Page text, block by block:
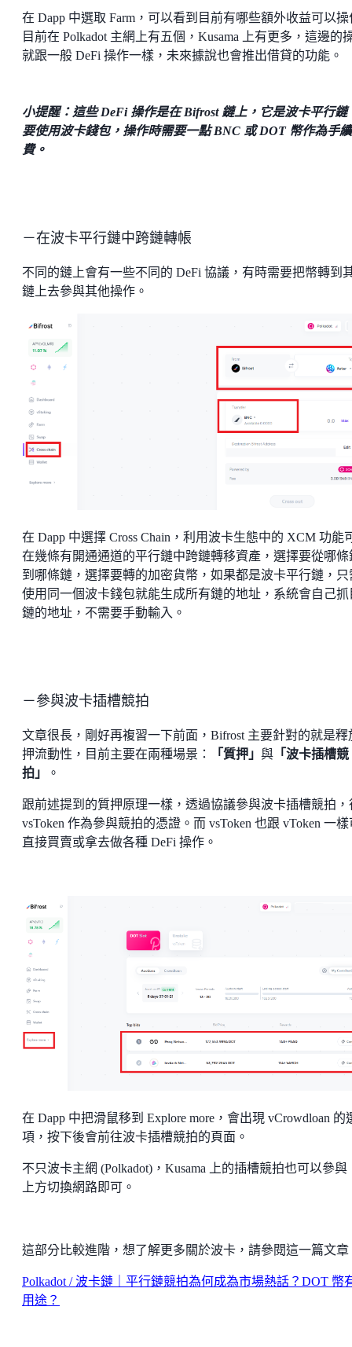
在 Dapp 中選取 Farm，可以看到目前有哪些額外收益可以操
目前在 Polkadot 主網上有五個，Kusama 上有更多，這邊的
就跟一般 DeFi 操作一樣，未來據說也會推出借貸的功能。
小提醒：這些 DeFi 操作是在 Bifrost 鏈上，它是波卡平行鏈
要使用波卡錢包，操作時需要一點 BNC 或 DOT 幣作為手續
費。
－在波卡平行鏈中跨鏈轉帳
不同的鏈上會有一些不同的 DeFi 協議，有時需要把幣轉到
鏈上去參與其他操作。
在 Dapp 中選擇 Cross Chain，利用波卡生態中的 XCM 功能
在幾條有開通通道的平行鏈中跨鏈轉移資產，選擇要從哪條
到哪條鏈，選擇要轉的加密貨幣，如果都是波卡平行鏈，只
使用同一個波卡錢包就能生成所有鏈的地址，系統會自己抓
鏈的地址，不需要手動輸入。
－參與波卡插槽競拍
文章很長，剛好再複習一下前面，Bifrost 主要針對的就是釋
押流動性，目前主要在兩種場景：
「質押」 與 「波卡插槽競
拍」
。
跟前述提到的質押原理一樣，透過協議參與波卡插槽競拍，
vsToken 作為參與競拍的憑證。而 vsToken 也跟 vToken 一
直接買賣或拿去做各種 DeFi 操作。
在 Dapp 中把滑鼠移到 Explore more，會出現 vCrowdloan 的
項，按下後會前往波卡插槽競拍的頁面。
不只波卡主網 (Polkadot)，Kusama 上的插槽競拍也可以參與
上方切換網路即可。
這部分比較進階，想了解更多關於波卡，請參閱這一篇文章
Polkadot / 波卡鏈｜平行鏈競拍為何成為市場熱話？DOT 幣
用途？